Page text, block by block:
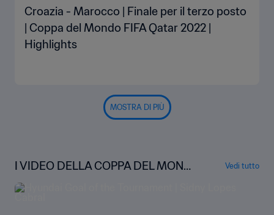
Croazia - Marocco | Finale per il terzo posto
| Coppa del Mondo FIFA Qatar 2022 |
Highlights
MOSTRA DI PIÙ
I VIDEO DELLA COPPA DEL MOND
O
Vedi tutto